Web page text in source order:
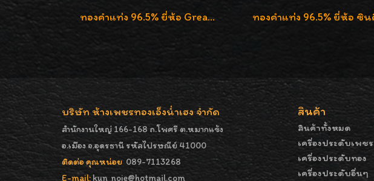
ทองคำแท่ง 96.5% ยี่ห้อ Greatest Gold (จิ้นไถ่เฮง) น้ำหนัก 100 บาท
บริษัท ห้างเพชรทองเอ็งน่ำเฮง จำกัด
สำนักงานใหญ่ 166-168 ถ.โพศรี ต.หมากแข้ง
อ.เมือง จ.อุดรธานี รหัสไปรษณีย์ 41000
ติดต่อ คุณหน่อย 089-7113268
E-mail:kun_noie@hotmail.com
สินค้า
สินค้าทั้งหมด
เครื่องประดับเพชร
เครื่องประดับทอง
เครื่องประดับอื่นๆ